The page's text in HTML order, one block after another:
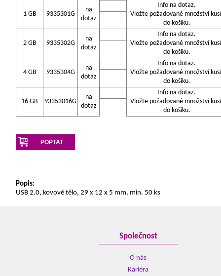
1 GB 9335301G
na
dotaz
Info na dotaz.
Vložte požadované množství
do košíku.
2 GB 9335302G
na
dotaz
Info na dotaz.
Vložte požadované množství
do košíku.
4 GB 9335304G
na
dotaz
Info na dotaz.
Vložte požadované množství
do košíku.
16 GB 93353016G
na
dotaz
Info na dotaz.
Vložte požadované množství
do košíku.
POPTAT
Popis:
USB 2.0, kovové tělo, 29 x 12 x 5 mm, min. 50 ks
Společnost
O nás
Kariéra